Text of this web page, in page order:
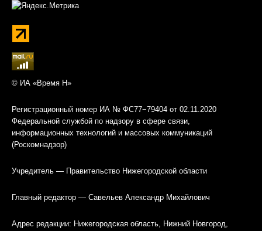
© ИА «Время Н»
Регистрационный номер ИА № ФС77−79404 от 02.11.2020
Федеральной службой по надзору в сфере связи,
информационных технологий и массовых коммуникаций
(Роскомнадзор)
Учредитель — Правительство Нижегородской области
Главный редактор — Савельев Александр Михайлович
Адрес редакции: Нижегородская область, Нижний Новгород,